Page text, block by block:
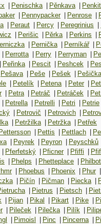
| Penischka | Pěnkava |
| Pennypacker | Penrose |
| Peraut | Percy | Peregrinius |
| Perišic | Pěrka | Perkins |
| Pernička | Perníkář |
| Perrotta | Perry | Perryman |
| Peřinka | Pescit | Peshcek |
Pešava | Peše | Pešek | Pešička
| Petelík | Petena | Peter |
| Petra | Petráč | Petráček |
| Petrella | Petrelli | Petri | Petrie
| Petrovič | Petrovich |
| Petržilka | Petržka | Petřek
| Pettis | Pettlach |
| Peyrek | Peyron | Peyschků
| Pferfetský | Pficner | Pfiffi |
| Phelps | Phetteplace | Philbot
| Phoebus | Phoenix | Phur |
| Pičín | Pičman | Piecka |
| Pietrus | Pietsch |
| Pijan | Pikal | Pikart | Pike |
| Pileček | Pilečka | Pilík |
| Pimoisl | Pinc | Pincerna |